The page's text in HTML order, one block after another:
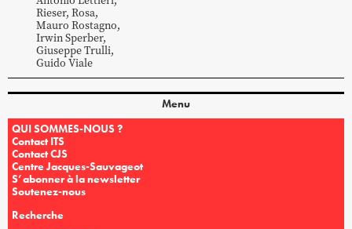
Rieser, Rosa,
Mauro Rostagno,
IrwinSperber,
GiuseppeTrulli,
Guido Viale
Menu
QUI SOMMES-NOUS ?
Contact ITS
Contact CJS
Centre Jacques-Sauvageot
S’abonner à la newsletter
Soutenez-nous
Recherche